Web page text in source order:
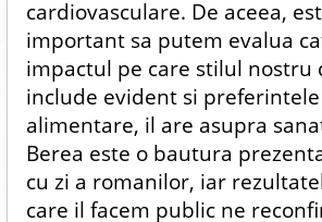
cardiovasculare. De aceea,
important sa putem evalua
impactul pe care stilul nostru
include evident si
alimentare, il are asupra
Berea este o bautura
cu zi a romanilor, iar
care il facem public ne